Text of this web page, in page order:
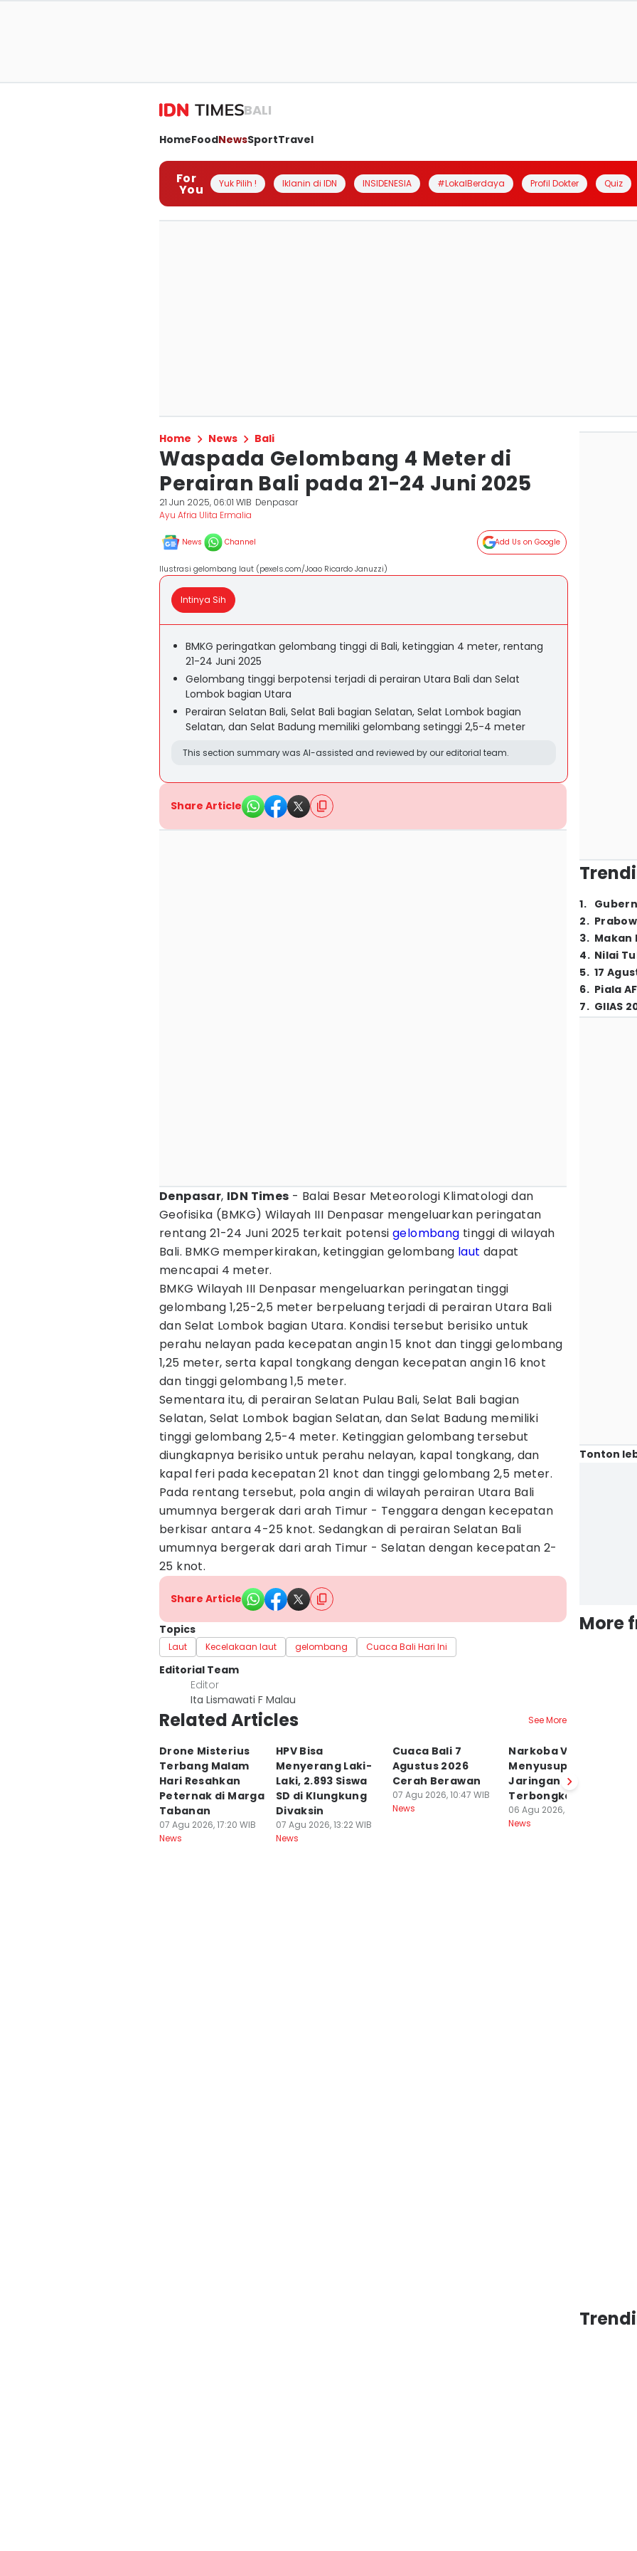
BALI
HomeFoodNewsSportTravel
For
You Yuk Pilih ! Iklanin di IDN INSIDENESIA #LokalBerdaya Profil Dokter Quiz
Home News Bali
Waspada Gelombang 4 Meter di
Perairan Bali pada 21-24 Juni 2025
21 Jun 2025, 06:01 WIB Denpasar
Ayu Afria Ulita Ermalia
News Channel Add Us on Google
Ilustrasi gelombang laut (pexels.com/Joao Ricardo Januzzi)
Intinya Sih
BMKG peringatkan gelombang tinggi di Bali, ketinggian 4 meter, rentang
21-24 Juni 2025
Gelombang tinggi berpotensi terjadi di perairan Utara Bali dan Selat
Lombok bagian Utara
Perairan Selatan Bali, Selat Bali bagian Selatan, Selat Lombok bagian
Selatan, dan Selat Badung memiliki gelombang setinggi 2,5-4 meter
This section summary was AI-assisted and reviewed by our editorial team.
Share Article
Denpasar, IDN Times - Balai Besar Meteorologi Klimatologi dan
Geofisika (BMKG) Wilayah III Denpasar mengeluarkan peringatan
rentang 21-24 Juni 2025 terkait potensi gelombang tinggi di wilayah
Bali. BMKG memperkirakan, ketinggian gelombang laut dapat
mencapai 4 meter.
BMKG Wilayah III Denpasar mengeluarkan peringatan tinggi
gelombang 1,25-2,5 meter berpeluang terjadi di perairan Utara Bali
dan Selat Lombok bagian Utara. Kondisi tersebut berisiko untuk
perahu nelayan pada kecepatan angin 15 knot dan tinggi gelombang
1,25 meter, serta kapal tongkang dengan kecepatan angin 16 knot
dan tinggi gelombang 1,5 meter.
Sementara itu, di perairan Selatan Pulau Bali, Selat Bali bagian
Selatan, Selat Lombok bagian Selatan, dan Selat Badung memiliki
tinggi gelombang 2,5-4 meter. Ketinggian gelombang tersebut
diungkapnya berisiko untuk perahu nelayan, kapal tongkang, dan
kapal feri pada kecepatan 21 knot dan tinggi gelombang 2,5 meter.
Pada rentang tersebut, pola angin di wilayah perairan Utara Bali
umumnya bergerak dari arah Timur - Tenggara dengan kecepatan
berkisar antara 4-25 knot. Sedangkan di perairan Selatan Bali
umumnya bergerak dari arah Timur - Selatan dengan kecepatan 2-
25 knot.
Share Article
Topics
Laut Kecelakaan laut gelombang Cuaca Bali Hari Ini
Editorial Team
Editor
Ita Lismawati F Malau
Related Articles See More
Drone Misterius
Terbang Malam
Hari Resahkan
Peternak di Marga
Tabanan
07 Agu 2026, 17:20 WIB
News
HPV Bisa
Menyerang Laki-
Laki, 2.893 Siswa
SD di Klungkung
Divaksin
07 Agu 2026, 13:22 WIB
News
Cuaca Bali 7
Agustus 2026
Cerah Berawan
07 Agu 2026, 10:47 WIB
News
Narkoba Vape
Menyusup ke Bali,
Jaringan Kamboja
Terbongkar
06 Agu 2026, 22:15 WIB
News
1.
2.
3. Makan
4. Nilai
5. 17
6. Piala
7. GIIAS
Tonton
More